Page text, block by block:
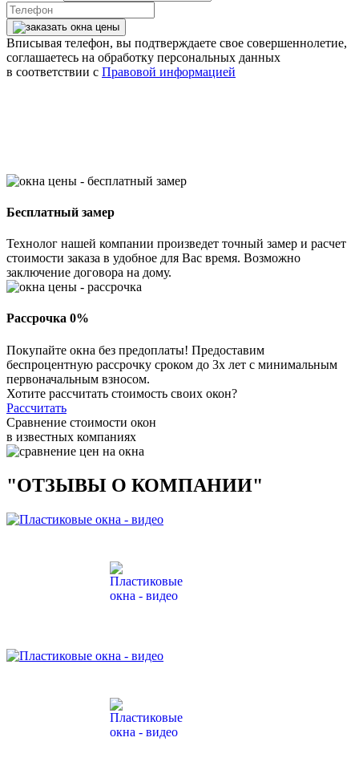
Вписывая телефон, вы подтверждаете свое совершеннолетие,
соглашаетесь на обработку персональных данных
в соответствии с Правовой информацией
Бесплатный замер
Технолог нашей компании произведет точный замер и расчет
стоимости заказа в удобное для Вас время. Возможно
заключение договора на дому.
Рассрочка 0%
Покупайте окна без предоплаты! Предоставим
беспроцентную рассрочку сроком до 3х лет с минимальным
первоначальным взносом.
Хотите рассчитать стоимость своих окон?
Рассчитать
Сравнение стоимости окон
в известных компаниях
"ОТЗЫВЫ О КОМПАНИИ"